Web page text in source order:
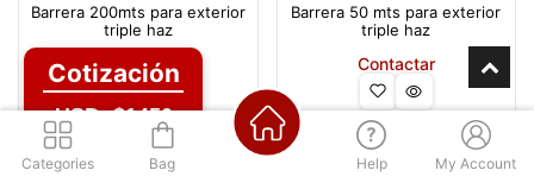
Barrera 200mts para exterior
triple haz
Contactar
Barrera 50 mts para exterior
triple haz
Contactar
Cotización
USD: $1450
Categories Bag Help My Account